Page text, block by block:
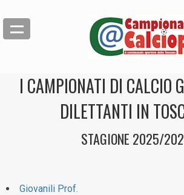
I CAMPIONATI DI CALCIO
DILETTANTI IN
STAGIONE 2025/
Giovanili Prof.